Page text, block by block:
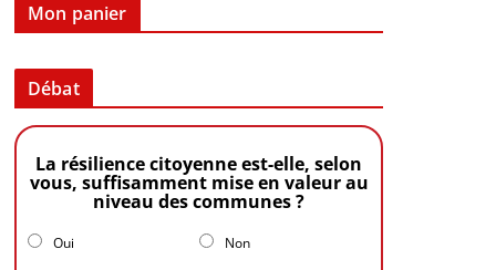
Mon panier
Débat
La résilience citoyenne est-elle, selon
vous, suffisamment mise en valeur au
niveau des communes ?
Oui Non